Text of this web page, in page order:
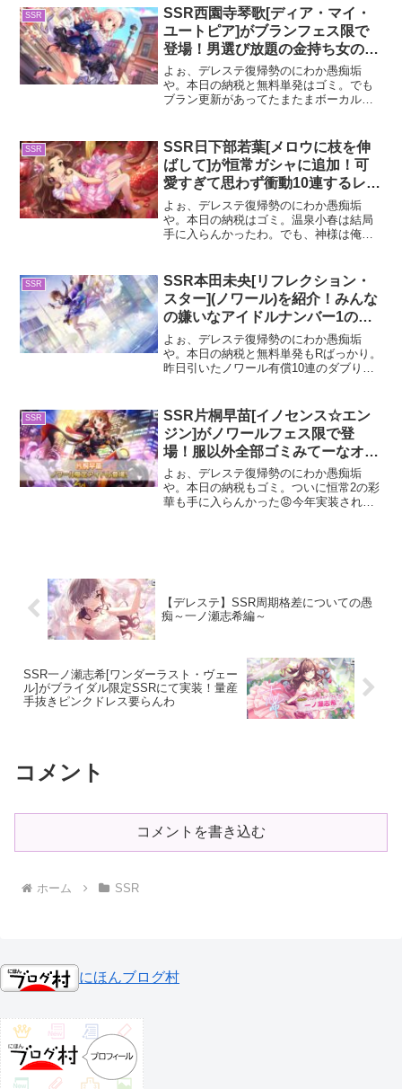
菜々紹介してくで。恒常SSR安部菜々に
ついて恒常SSR安部菜々...
SSR
SSR西園寺琴歌[ディア・マイ・
ユートピア]がブランフェス限で
登場！男選び放題の金持ち女のブ
ランSSRや
よぉ、デレステ復帰勢のにわか愚痴垢
や。本日の納税と無料単発はゴミ。でも
ブラン更新があってたまたまボーカルレ
スパイクあやめに備えられるわ😌さて、
今回はブランSSR西園寺...
SSR
SSR日下部若葉[メロウに枝を伸
ばして]が恒常ガシャに追加！可
愛すぎて思わず衝動10連するレベ
ルで神衣装やわ
よぉ、デレステ復帰勢のにわか愚痴垢
や。本日の納税はゴミ。温泉小春は結局
手に入らんかったわ。でも、神様は俺を
0%のロード後にSSR1枚とSRたくさんあ
るのを確認。ロード...
SSR
SSR本田未央[リフレクション・
スター](ノワール)を紹介！みんな
の嫌いなアイドルナンバー1のゴ
ミカス
よぉ、デレステ復帰勢のにわか愚痴垢
や。本日の納税と無料単発もRばっかり。
昨日引いたノワール有償10連のダブりも
るノワールSSR本田未央について紹介し
ていくで。ノワールS...
SSR
SSR片桐早苗[イノセンス☆エン
ジン]がノワールフェス限で登
場！服以外全部ゴミみてーなオワ
コンノワール
よぉ、デレステ復帰勢のにわか愚痴垢
や。本日の納税もゴミ。ついに恒常2の彩
華も手に入らんかった😡今年実装された
【デレステ】SSR周期格差についての愚
痴～一ノ瀬志希編～
SSR一ノ瀬志希[ワンダーラスト・ヴェー
ル]がブライダル限定SSRにて実装！量産
手抜きピンクドレス要らんわ
コメント
コメントを書き込む
ホーム SSR
にほんブログ村